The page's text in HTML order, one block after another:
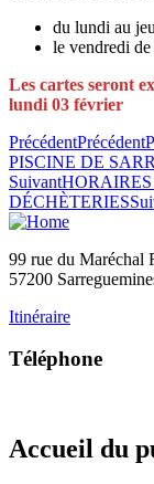
du lundi au
le vendredi
Les cartes seront
lundi 03 février
PrécédentPrécédent
PISCINE DE
Suivant
DÉCHÈTERIES
99 rue du Maréchal
57200
Itinéraire
Téléphone
Accueil du